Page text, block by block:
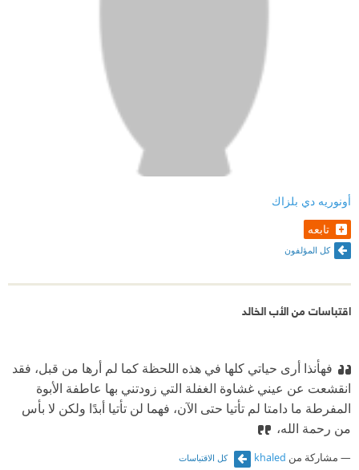
أونوريه دي بلزاك
تابعه
كل المؤلفون
اقتباسات من الأب الخالد
فهأنذا أرى حياتي كلها في هذه اللحظة كما لم أرها من قبل، فقد
انقشعت عن عيني غشاوة الغفلة التي زودتني بها عاطفة الأبوة
المفرطة ما دامتا لم تأتيا حتى الآن، فهما لن تأتيا أبدًا ولكن لا بأس
من رحمة الله،
مشاركة من khaled كل الاقتباسات